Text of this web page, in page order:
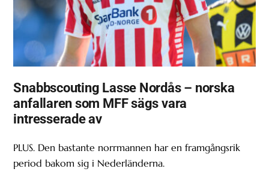
Snabbscouting Lasse Nordås – norska
anfallaren som MFF sägs vara
intresserade av
PLUS. Den bastante norrmannen har en framgångsrik
period bakom sig i Nederländerna.